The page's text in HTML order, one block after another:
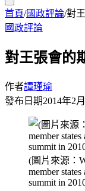
首頁/國政評論/對
國政評論
對王張會的
作者譚瑾瑜
發布日期2014年2
(圖片來源：
member
summit in